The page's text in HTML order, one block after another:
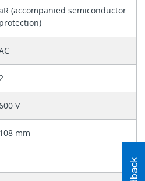
(accompanied semiconductor
protection)
2
V
108 mm